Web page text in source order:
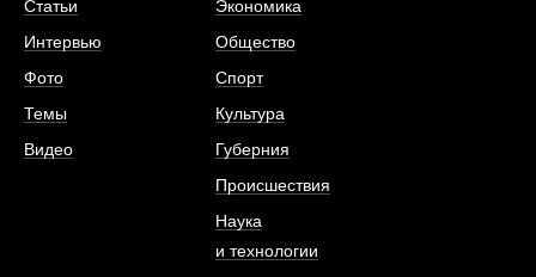
Статьи
Интервью
Фото
Темы
Видео
Экономика
Общество
Спорт
Культура
Губерния
Происшествия
Наука
и технологии